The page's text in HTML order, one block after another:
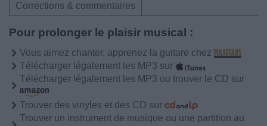
Corrections & commentaires
Pour prolonger le plaisir musical :
Vous aimez chanter, apprenez la guitare chez
Télécharger légalement les MP3 sur
Télécharger légalement les MP3 ou trouver le CD sur
Trouver des vinyles et des CD sur
Trouver un instrument de musique ou une partition au